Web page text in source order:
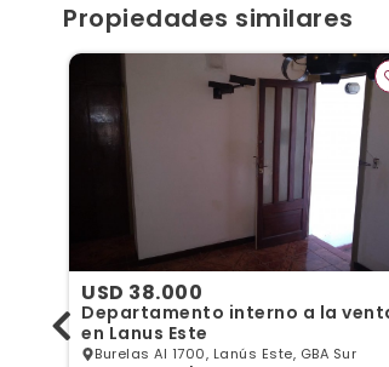
Propiedades similares
USD 38.000
Departamento interno a la venta
en Lanus Este
Burelas Al 1700, Lanús Este, GBA Sur